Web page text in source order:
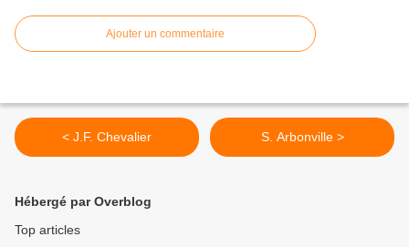
Ajouter un commentaire
< J.F. Chevalier S. Arbonville >
Hébergé par Overblog
Top articles